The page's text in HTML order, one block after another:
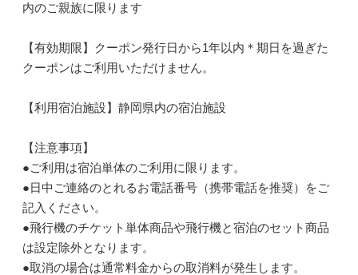
内のご親族に限ります
【有効期限】クーポン発行日から1年以内＊期日を過ぎた
クーポンはご利用いただけません。
【利用宿泊施設】静岡県内の宿泊施設
【注意事項】
●ご利用は宿泊単体のご利用に限ります。
●日中ご連絡のとれるお電話番号（携帯電話を推奨）をご
記入ください。
●飛行機のチケット単体商品や飛行機と宿泊のセット商品
は設定除外となります。
●取消の場合は通常料金からの取消料が発生します。